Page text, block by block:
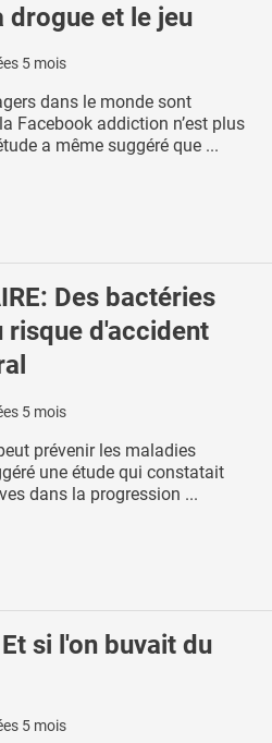
drogue et le jeu
5 mois
dans le monde sont
Facebook addiction n’est plus
a même suggéré que ...
Des bactéries
risque d'accident
5 mois
prévenir les maladies
une étude qui constatait
dans la progression ...
si l'on buvait du
5 mois